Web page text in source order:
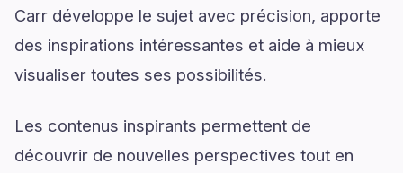
Carr développe le sujet avec précision, apporte
des inspirations intéressantes et aide à mieux
visualiser toutes ses possibilités.
Les contenus inspirants permettent de
découvrir de nouvelles perspectives tout en